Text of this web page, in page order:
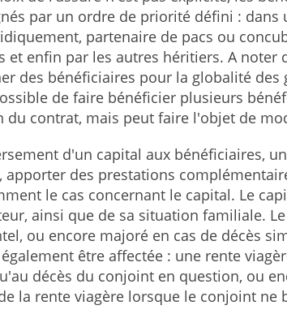
par un ordre de priorité défini :
partenaire de pacs ou
et enfin par les autres héritiers. A
des bénéficiaires pour la globalité
de faire bénéficier plusieurs
contrat, mais peut faire l'objet de
d'un capital aux bénéficiaires,
apporter des prestations
le cas concernant le capital. Le
ainsi que de sa situation familiale.
ou encore majoré en cas de décès
être affectée : une rente
décès du conjoint en question, ou
la rente viagère lorsque le conjoint ne